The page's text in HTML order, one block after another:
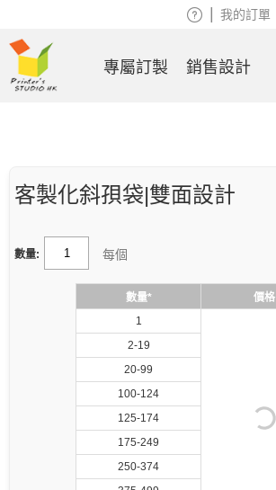
客製化斜孭袋|雙面設計
數量: 每個
數量*
價格
1
2-19
20-99
100-124
125-174
175-249
250-374
我的訂單
專屬訂製 銷售設計